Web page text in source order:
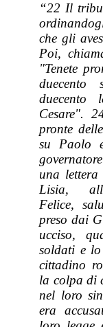
“22 Il
che gli
Poi,
"Tenete
duecento
Cesare".
pronte
su Paolo
una
Lisia,
Felice,
preso dai
ucciso,
soldati e
cittadino
la colpa di
nel loro
era